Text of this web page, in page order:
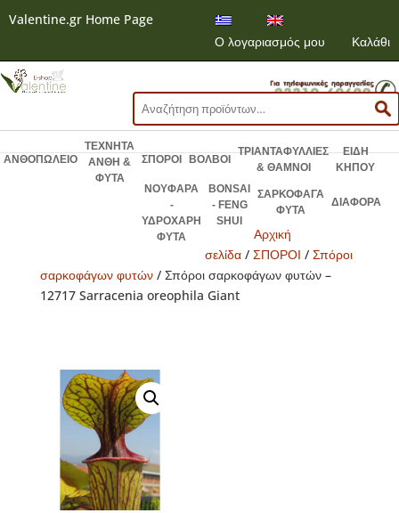
Valentine.gr Home Page
Ο λογαριασμός μου
Καλάθι
Αναζήτηση
για:
ΑΝΘΟΠΩΛΕΙΟ
ΤΕΧΝΗΤΑ
ΑΝΘΗ &
ΦΥΤΑ
ΣΠΟΡΟΙ ΒΟΛΒΟΙ
ΤΡΙΑΝΤΑΦΥΛΛΙΕΣ
& ΘΑΜΝΟΙ
ΕΙΔΗ
ΚΗΠΟΥ
ΝΟΥΦΑΡΑ
-
ΥΔΡΟΧΑΡΗ
ΦΥΤΑ
BONSAI
- FENG
SHUI
ΣΑΡΚΟΦΑΓΑ
ΦΥΤΑ
ΔΙΑΦΟΡΑ
Αρχική
σελίδα / ΣΠΟΡΟΙ / Σπόροι
σαρκοφάγων φυτών/ Σπόροι σαρκοφάγων φυτών –
12717 Sarracenia oreophila Giant